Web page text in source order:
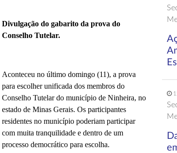
Divulgação do gabarito da prova do
Conselho Tutelar.
Aconteceu no último domingo (11), a prova
para escolher unificada dos membros do
Conselho Tutelar do município de Ninheira, no
estado de Minas Gerais. Os participantes
residentes no município poderiam participar
com muita tranquilidade e dentro de um
processo democrático para escolha.